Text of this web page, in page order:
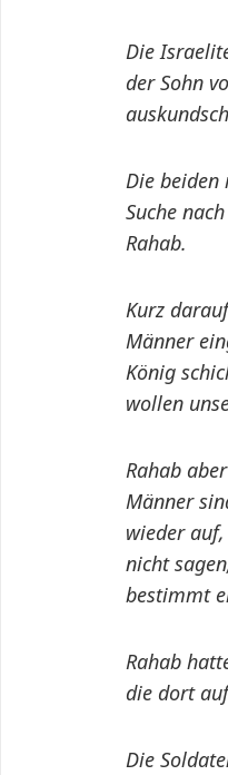
Die
der Sohn
Die beiden
Suche
Rahab.
Kurz
Männer
König
wollen
Rahab
Männer
wieder
nicht
bestimmt
Rahab
die dort
Die